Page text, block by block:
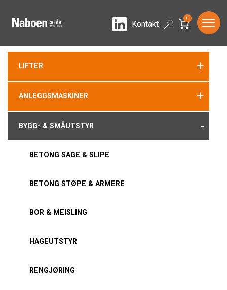
LinkedIn
Kontakt Search
0
LIFTER +
ANLEGGSMASKINER +
BYGG- & SMÅUTSTYR -
BETONG SAGE & SLIPE
BETONG STØPE & ARMERE
BOR & MEISLING
HAGEUTSTYR
RENGJØRING